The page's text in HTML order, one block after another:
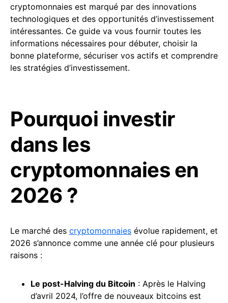
cryptomonnaies est marqué par des innovations
technologiques et des opportunités d’investissement
intéressantes. Ce guide va vous fournir toutes les
informations nécessaires pour débuter, choisir la
bonne plateforme, sécuriser vos actifs et comprendre
les stratégies d’investissement.
Pourquoi investir
dans les
cryptomonnaies en
2026 ?
Le marché des cryptomonnaies évolue rapidement, et
2026 s’annonce comme une année clé pour plusieurs
raisons :
Le post-Halving du Bitcoin : Après le Halving
d’avril 2024, l’offre de nouveaux bitcoins est